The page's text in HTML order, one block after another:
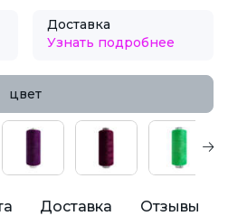
Доставка
Узнать подробнее
цвет
Доставка Отзывы